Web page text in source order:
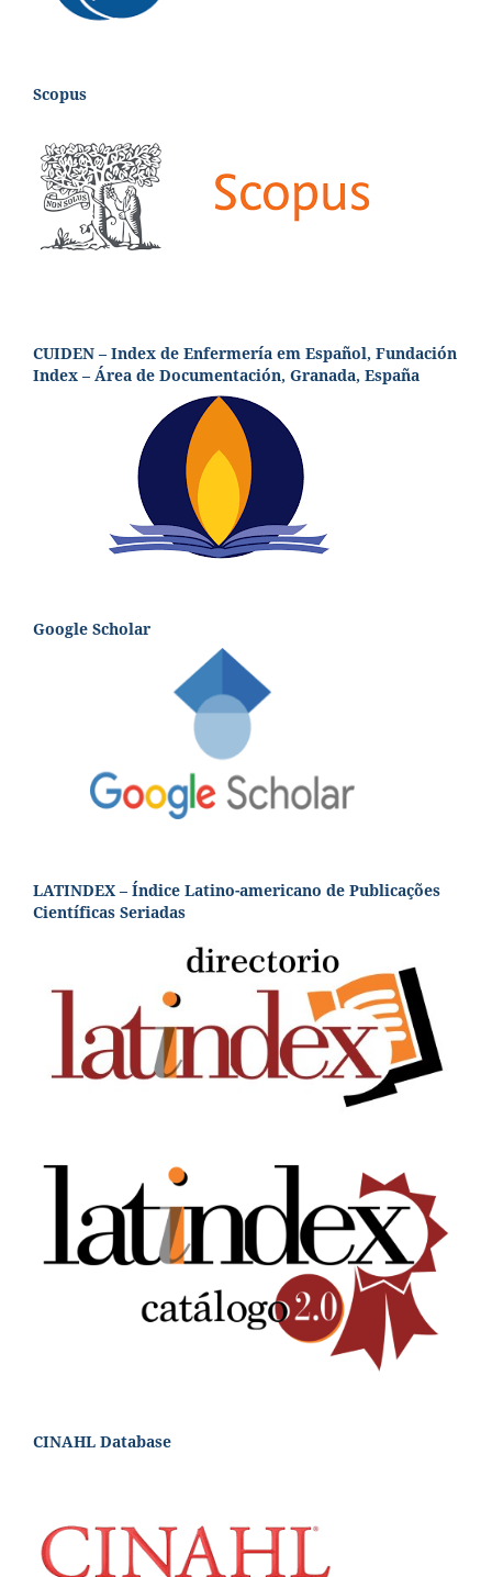
Scopus
CUIDEN – Index de Enfermería em Español, Fundación
Index – Área de Documentación, Granada, España
Google Scholar
LATINDEX – Índice Latino-americano de Publicações
Científicas Seriadas
CINAHL Database